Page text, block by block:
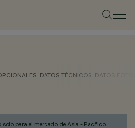
DATOS TÉCNICOS DATOS
solo para el mercado de Asia - Pacífico